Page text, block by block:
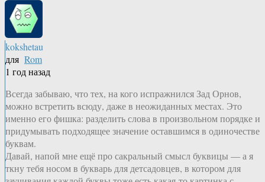
kokshetau
для Rom
1 год назад
Всегда забываю, что тех, на кого испражнился Зад Орнов,
можно встретить всюду, даже в неожиданных местах. Это
именно его фишка: разделить слова в произвольном порядке и
придумывать подходящее значение оставшимся в одиночестве
буквам.
Давай, напой мне ещё про сакральный смысл буквицы — а я
ткну тебя носом в букварь для детсадовцев, в котором для